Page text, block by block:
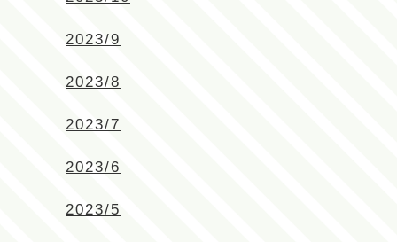
2023/9
2023/8
2023/7
2023/6
2023/5